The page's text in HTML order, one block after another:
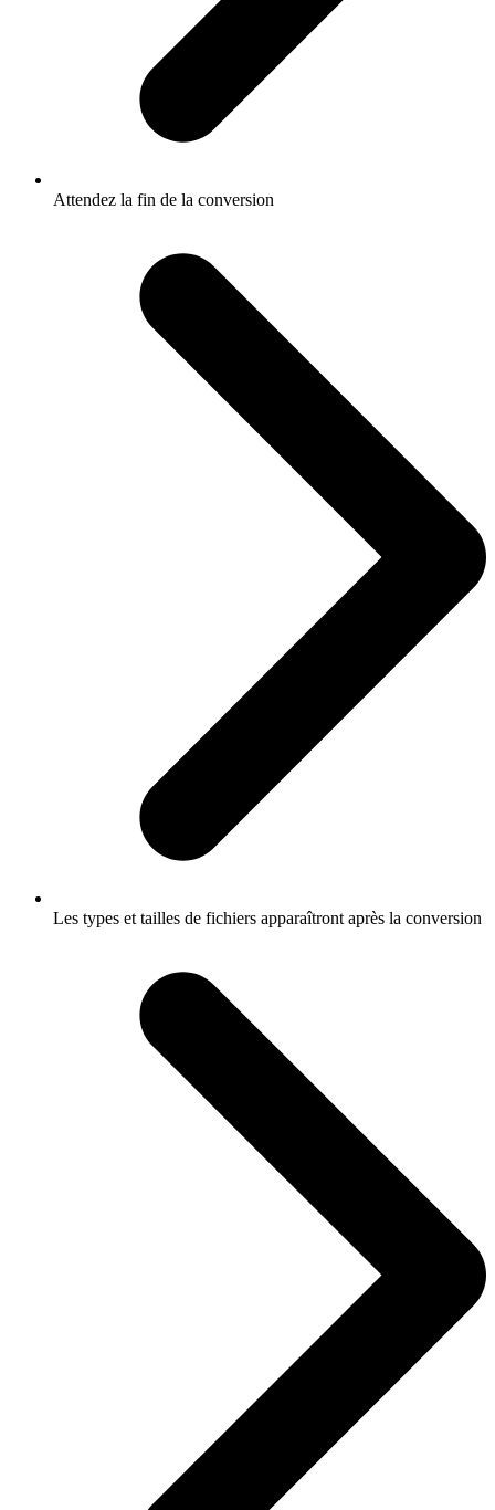
Attendez la fin de la conversion
Les types et tailles de fichiers apparaîtront après la conversion